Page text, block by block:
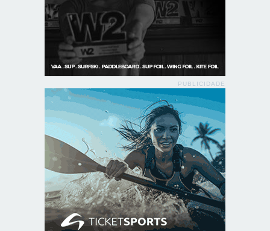
PUBLICIDADE